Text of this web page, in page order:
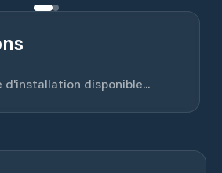
d'installation disponible...